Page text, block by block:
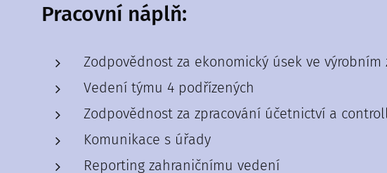
Pracovní náplň:
Zodpovědnost za ekonomický úsek ve
Vedení týmu 4 podřízených
Zodpovědnost za zpracování účetnictví a
Komunikace s úřady
Reporting zahraničnímu vedení